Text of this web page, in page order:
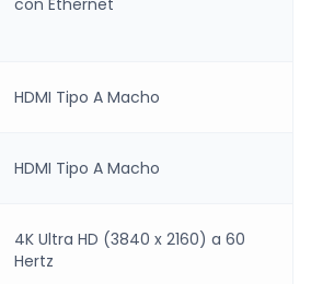
HDMI Tipo A Macho
HDMI Tipo A Macho
4K Ultra HD (3840 x 2160) a 60
Hertz